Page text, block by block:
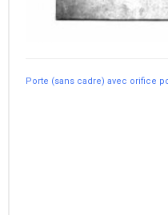
Porte (sans cadre) avec orifice